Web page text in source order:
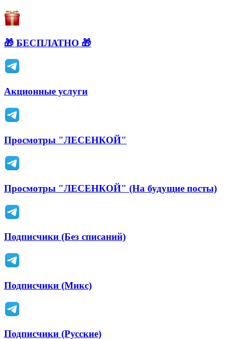
🎁 БЕСПЛАТНО 🎁
Акционные услуги
Просмотры "ЛЕСЕНКОЙ"
Просмотры "ЛЕСЕНКОЙ" (На будущие посты)
Подписчики (Без списаний)
Подписчики (Микс)
Подписчики (Русские)